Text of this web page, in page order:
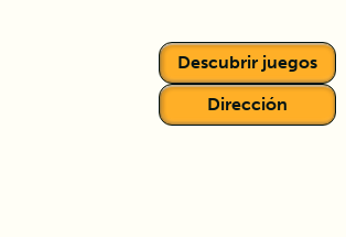
Descubrir juegos
Dirección